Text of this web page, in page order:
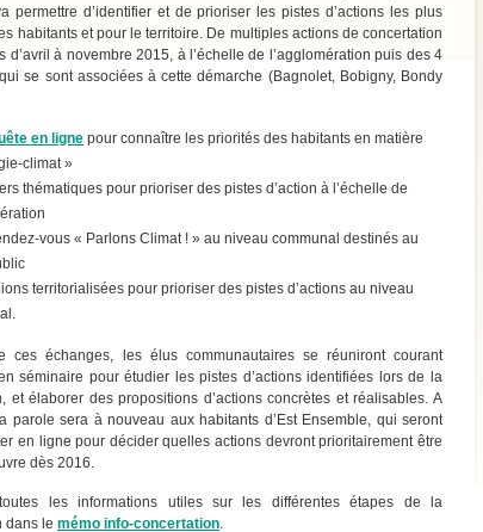
permettre d’identifier et de prioriser les pistes d’actions les plus
habitants et pour le territoire. De multiples actions de concertation
d’avril à novembre 2015, à l’échelle de l’agglomération puis des 4
se sont associées à cette démarche (Bagnolet, Bobigny, Bondy
en ligne pour connaître les priorités des habitants en matière
climat »
thématiques pour prioriser des pistes d’action à l’échelle de
vous « Parlons Climat ! » au niveau communal destinés au
territorialisées pour prioriser des pistes d’actions au niveau
ces échanges, les élus communautaires se réuniront courant
séminaire pour étudier les pistes d’actions identifiées lors de la
et élaborer des propositions d’actions concrètes et réalisables. A
parole sera à nouveau aux habitants d’Est Ensemble, qui seront
en ligne pour décider quelles actions devront prioritairement être
dès 2016.
toutes les informations utiles sur les différentes étapes de la
dans le mémo info-concertation.